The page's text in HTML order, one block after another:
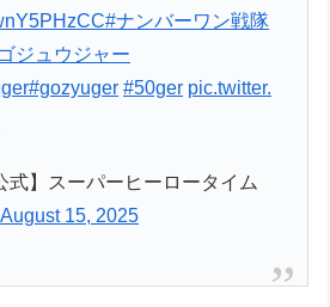
#ナンバーワン戦隊
ジュウジャー
#gozyuger #50ger pic.twitter.
】スーパーヒーロータイム
August 15, 2025